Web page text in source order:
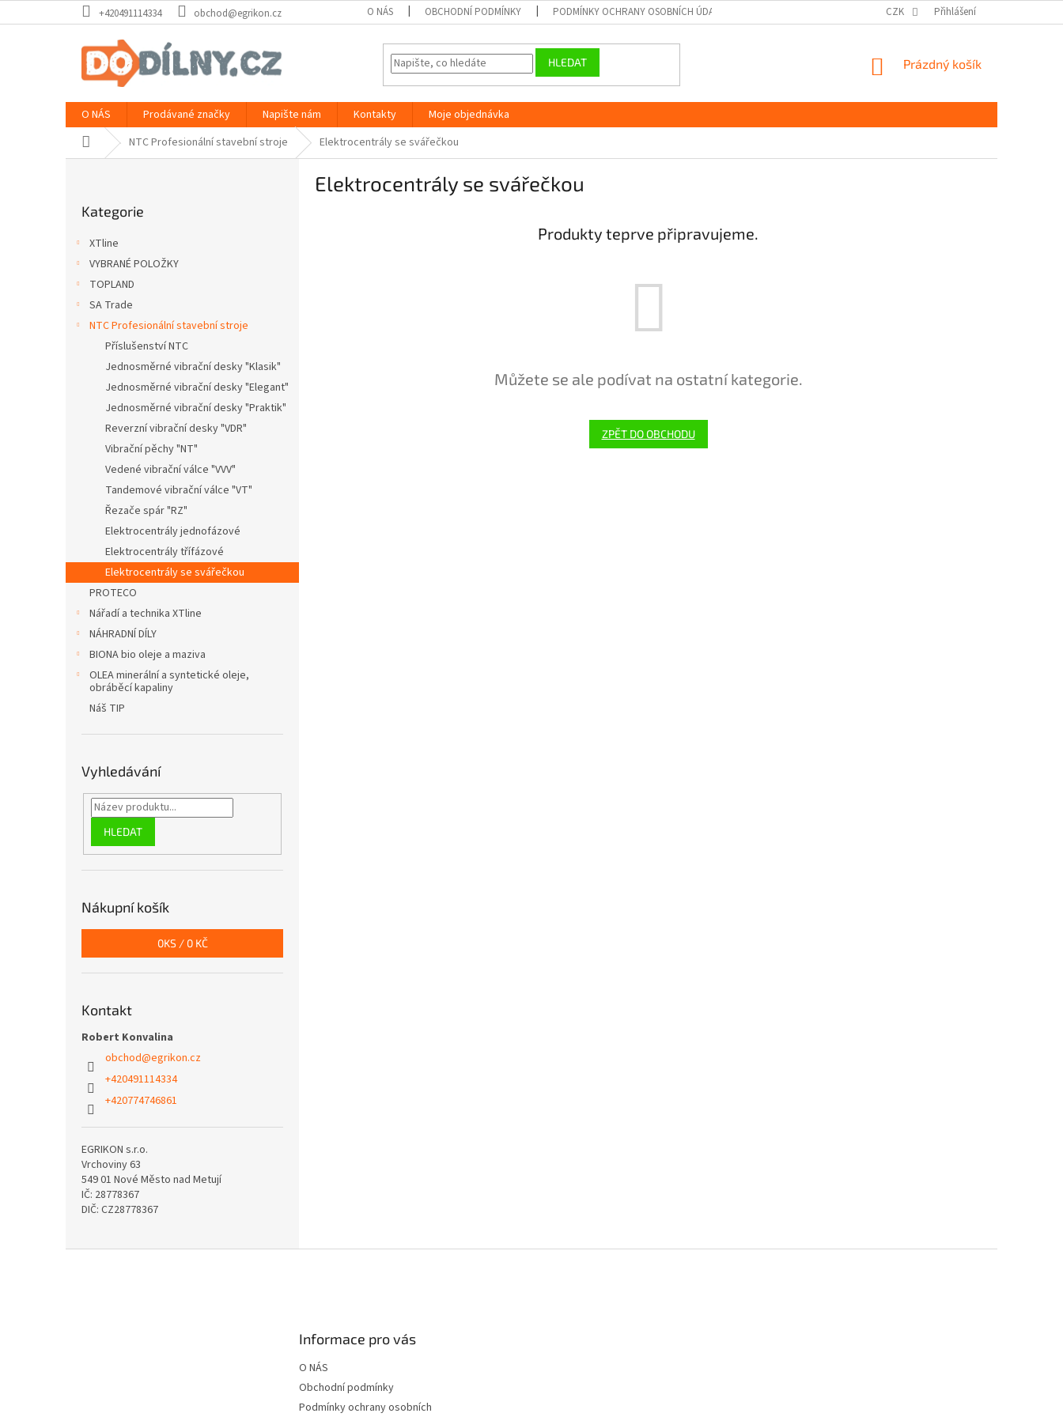
na
+420491114334 obchod@egrikon.cz O NÁS OBCHODNÍ PODMÍNKY PODMÍNKY OCHRANY OSOBNÍCH ÚDAJŮ GDPR CZK Přihlášení
HLEDAT
NÁKUPNÍ
Prázdný košík
O NÁS Prodávané značky Napište nám Kontakty
Moje objednávka
Domů NTC Profesionální stavební stroje Elektrocentrály se svářečkou
kategorie
Kategorie
XTline
VYBRANÉ POLOŽKY
TOPLAND
SA Trade
NTC Profesionální stavební stroje
Příslušenství NTC
Jednosměrné vibrační desky "Klasik"
Jednosměrné vibrační desky "Elegant"
Jednosměrné vibrační desky "Praktik"
Reverzní vibrační desky "VDR"
Vibrační pěchy "NT"
Vedené vibrační válce "VVV"
Tandemové vibrační válce "VT"
Řezače spár "RZ"
Elektrocentrály jednofázové
Elektrocentrály třífázové
Elektrocentrály se svářečkou
PROTECO
Nářadí a technika XTline
NÁHRADNÍ DÍLY
BIONA bio oleje a maziva
OLEA minerální a syntetické oleje,
obráběcí kapaliny
Náš TIP
Vyhledávání
HLEDAT
Nákupní košík
0KS / 0 KČ
Kontakt
Robert Konvalina
obchod@egrikon.cz
+420491114334
+420774746861
EGRIKON s.r.o.
Vrchoviny 63
549 01 Nové Město nad Metují
IČ: 28778367
DIČ: CZ28778367
Elektrocentrály se svářečkou
Produkty teprve připravujeme.
Můžete se ale podívat na ostatní kategorie.
ZPĚT DO OBCHODU
Informace pro vás
O NÁS
Obchodní podmínky
Podmínky ochrany osobních